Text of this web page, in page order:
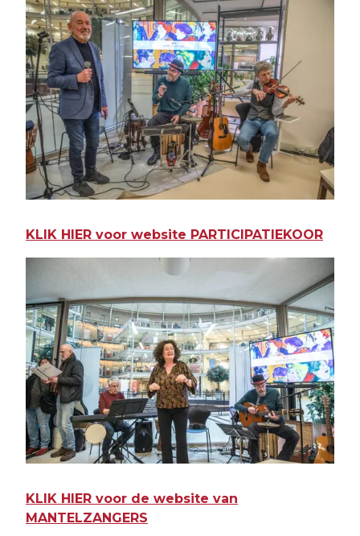
KLIK HIER voor website PARTICIPATIEKOOR
KLIK HIER voor de website van
MANTELZANGERS